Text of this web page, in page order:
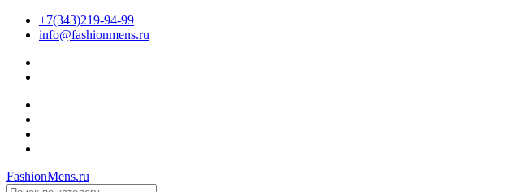
+7(343)219-94-99
info@fashionmens.ru
FashionMens.ru